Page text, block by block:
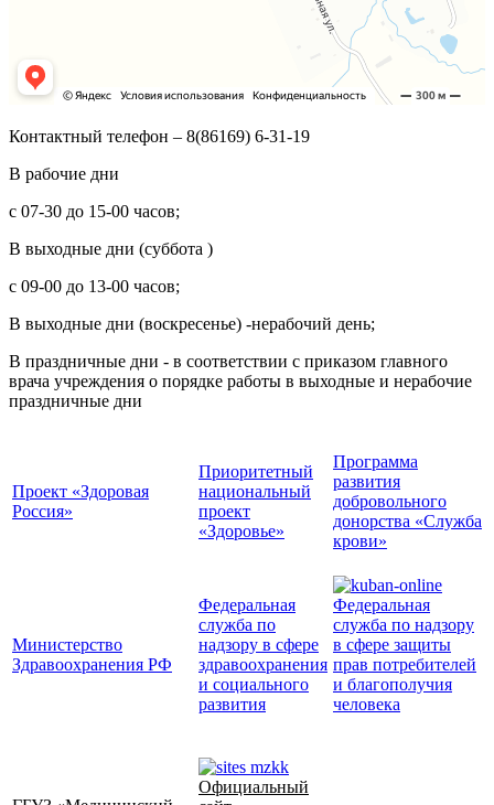
Контактный телефон – 8(86169) 6-31-19
В рабочие дни
с 07-30 до 15-00 часов;
В выходные дни (суббота )
с 09-00 до 13-00 часов;
В выходные дни (воскресенье) -нерабочий день;
В праздничные дни - в соответствии с приказом главного
врача учреждения о порядке работы в выходные и нерабочие
праздничные дни
Проект «Здоровая
Россия»
Приоритетный
национальный
проект
«Здоровье»
Программа
развития
добровольного
донорства «Служба
крови»
Министерство
Здравоохранения РФ
Федеральная
служба по
надзору в сфере
здравоохранения
и социального
развития
Федеральная
служба по надзору
в сфере защиты
прав потребителей
и благополучия
человека
Официальный